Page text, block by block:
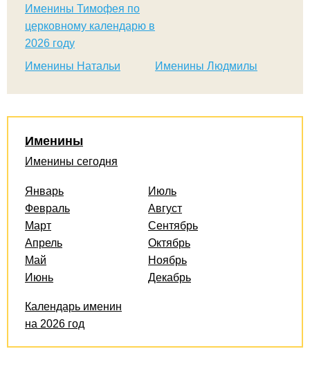
Именины Тимофея по
церковному календарю в
2026 году
Именины Натальи
Именины Людмилы
Именины
Именины сегодня
Январь
Февраль
Март
Апрель
Май
Июнь
Июль
Август
Сентябрь
Октябрь
Ноябрь
Декабрь
Календарь именин
на 2026 год